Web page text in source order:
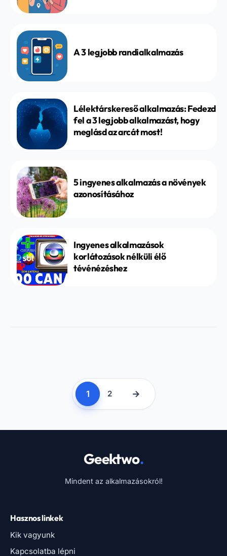
A 3 legjobb randialkalmazás
Lélektárskereső alkalmazás: Fedezd
fel a 3 legjobb alkalmazást, hogy
meglásd az arcát most!
5 ingyenes alkalmazás a növények
azonosításához
Ingyenes alkalmazások
korlátozások nélküli élő
tévénézéshez
1 2 →
Geektwo.
Mindent az alkalmazásokról!
Hasznos linkek
Kik vagyunk
Kapcsolatba lépni